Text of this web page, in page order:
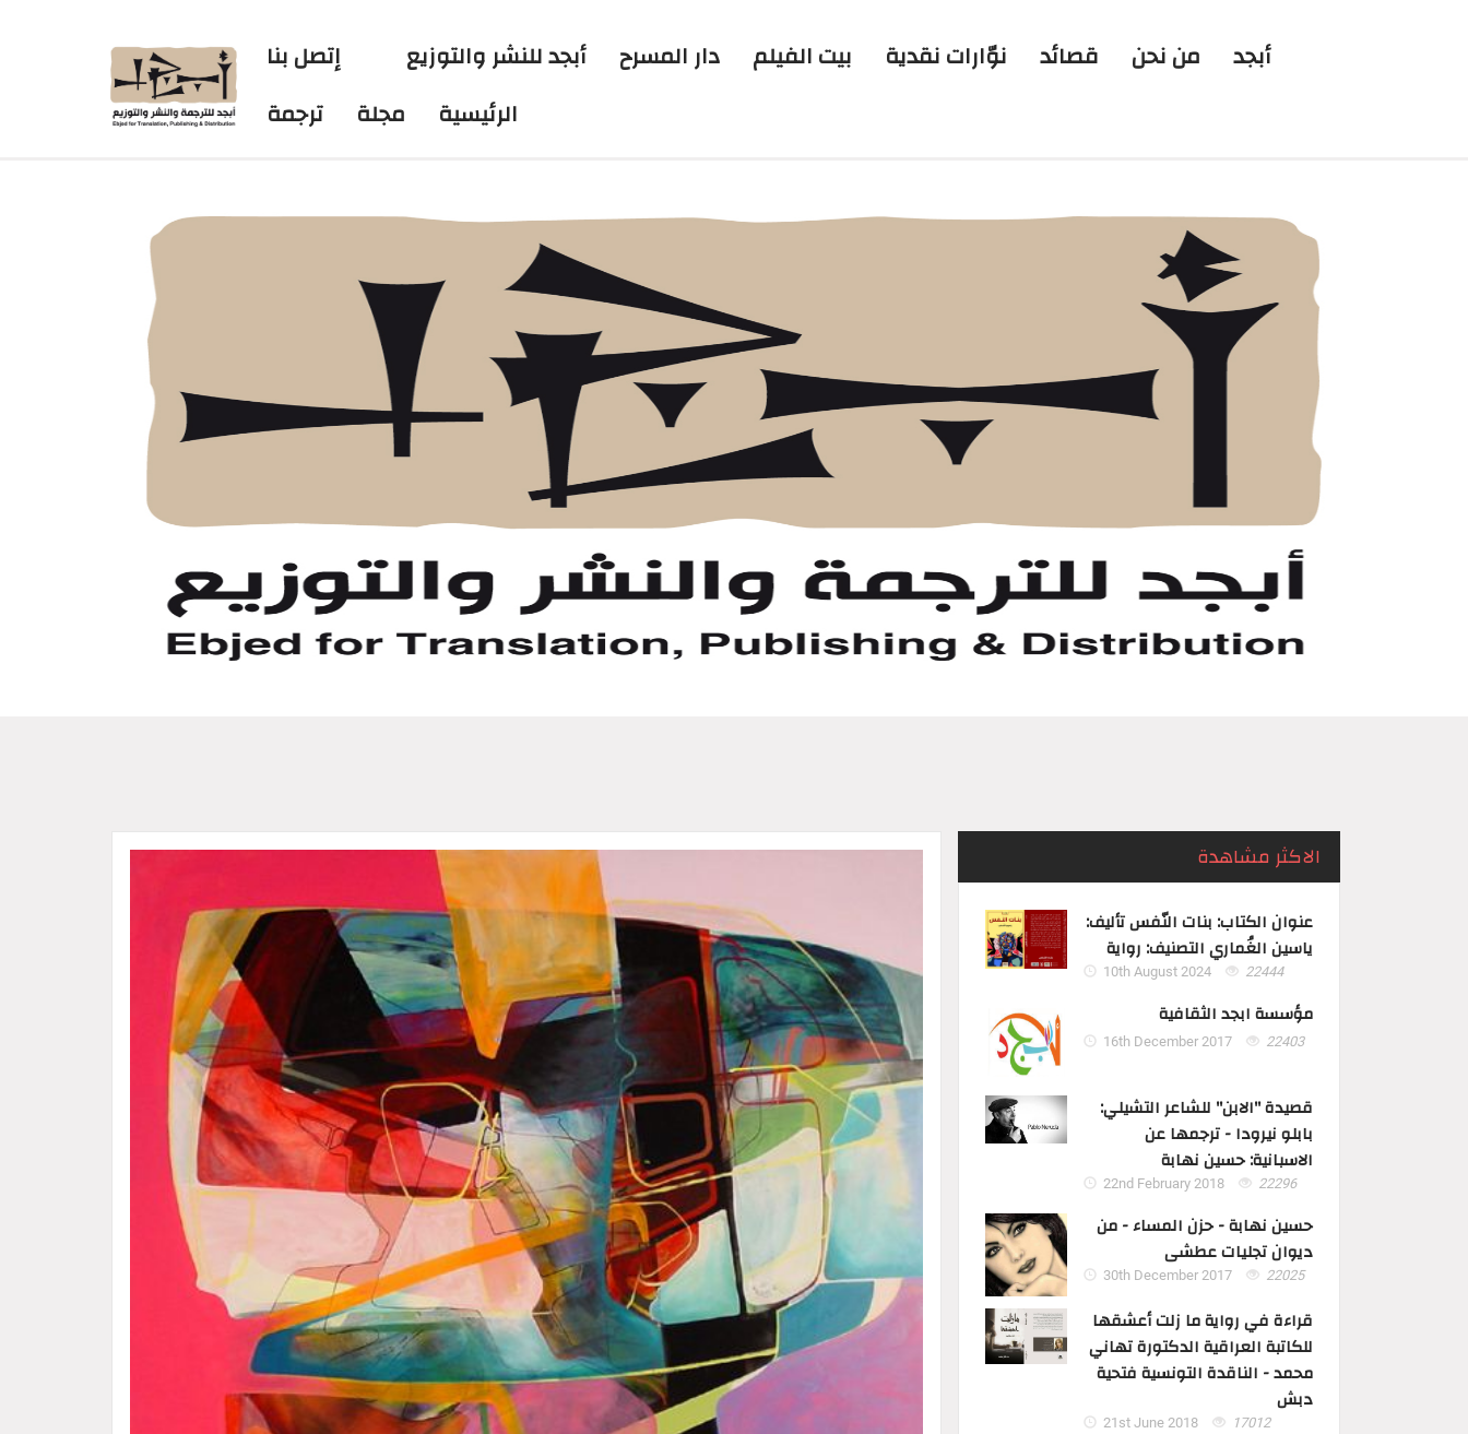
إتصل بنا أبجد للنشر والتوزيع دار المسرح بيت الفيلم نوّارات نقدية قصائد من نحن
أبجد
ترجمة
مجلة الرئيسية
الاكثر مشاهدة
عنوان الكتاب: بنات النّفس تأليف:
ياسين الغُماري التصنيف: رواية
10th August 2024 22444
مؤسسة ابجد الثقافية
16th December 2017 22403
قصيدة "الابن" للشاعر التشيلي:
بابلو نيرودا - ترجمها عن
الاسبانية: حسين نهابة
22nd February 2018 22296
حسين نهابة - حزن المساء - من
ديوان تجليات عطشى
30th December 2017 22025
قراءة في رواية ما زلت أعشقها
للكاتبة العراقية الدكتورة تهاني
محمد - الناقدة التونسية فتحية
دبش
21st June 2018 17012